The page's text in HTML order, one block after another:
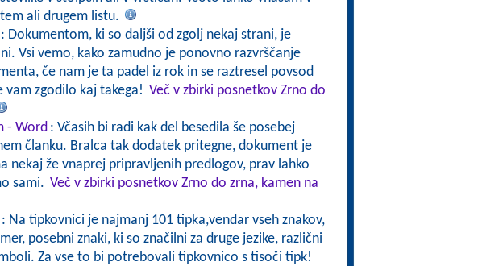
ali drugem listu.
: Dokumentom, ki so daljši od zgolj nekaj strani, je
Vsi vemo, kako zamudno je ponovno razvrščanje
če nam je ta padel iz rok in se raztresel povsod
zgodilo kaj takega! Več v zbirki posnetkov Zrno do
- Word : Včasih bi radi kak del besedila še posebej
članku. Bralca tak dodatek pritegne, dokument je
nekaj že vnaprej pripravljenih predlogov, prav lahko
sami. Več v zbirki posnetkov Zrno do zrna, kamen na
: Na tipkovnici je najmanj 101 tipka,vendar vseh znakov,
posebni znaki, ki so značilni za druge jezike, različni
Za vse to bi potrebovali tipkovnico s tisoči tipk!